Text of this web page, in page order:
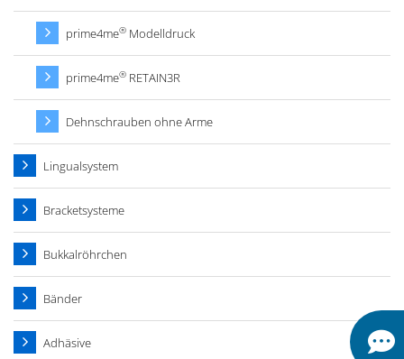
prime4me® Modelldruck
prime4me® RETAIN3R
Dehnschrauben ohne Arme
Lingualsystem
Bracketsysteme
Bukkalröhrchen
Bänder
Adhäsive